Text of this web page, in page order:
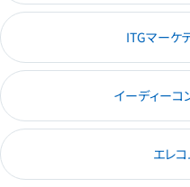
ITGマーケ
イーディーコ
エレ